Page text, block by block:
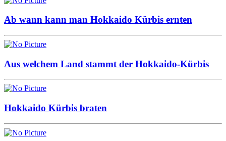
Ab wann kann man Hokkaido Kürbis ernten
Aus welchem Land stammt der Hokkaido-Kürbis
Hokkaido Kürbis braten